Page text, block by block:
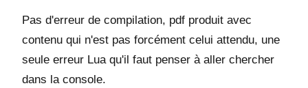
Pas d'erreur de compilation, pdf produit avec
contenu qui n'est pas forcément celui attendu, une
seule erreur Lua qu'il faut penser à aller chercher
dans la console.